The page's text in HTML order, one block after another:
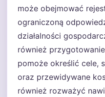
może obejmować
ograniczoną
działalności
również
pomoże określić cele,
oraz przewidywane
również rozważyć